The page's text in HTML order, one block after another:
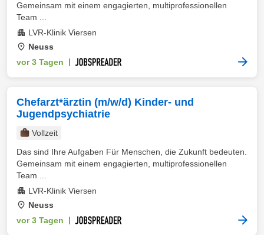
Gemeinsam mit einem engagierten, multiprofessionellen
Team ...
LVR-Klinik Viersen
Neuss
vor 3 Tagen
Chefarzt*ärztin (m/w/d) Kinder- und
Jugendpsychiatrie
Vollzeit
Das sind Ihre Aufgaben Für Menschen, die Zukunft bedeuten.
Gemeinsam mit einem engagierten, multiprofessionellen
Team ...
LVR-Klinik Viersen
Neuss
vor 3 Tagen